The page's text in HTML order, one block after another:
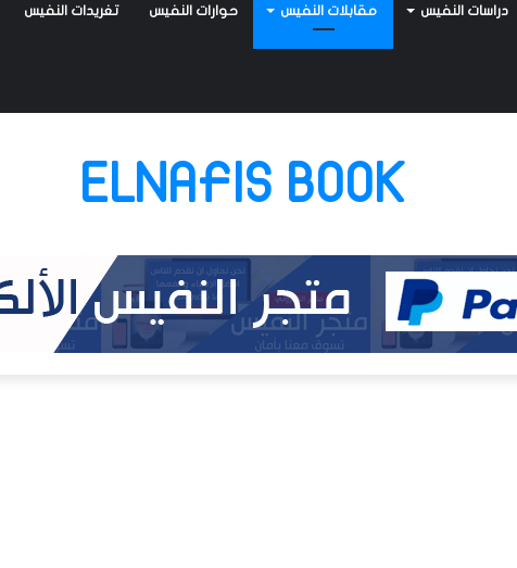
دراسات النفيس مقابلات النفيس حوارات النفيس تغريدات النفيس
ELNAFIS BOOK